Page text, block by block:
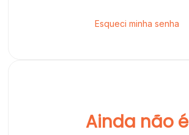
Esqueci minha senha
Ainda não é